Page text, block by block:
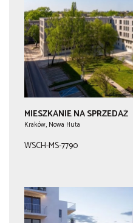
MIESZKANIE NA SPRZEDAŻ
Kraków, Nowa Huta
WSCH-MS-7790